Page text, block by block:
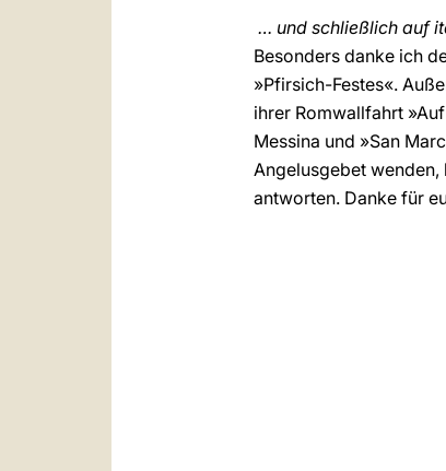
… und schließlich auf
Besonders danke ich
»Pfirsich-Festes«.
ihrer Romwallfahrt
Messina und »San
Angelusgebet wenden,
antworten. Danke für